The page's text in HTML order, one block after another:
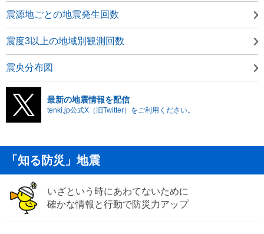
震源地ごとの地震発生回数
震度3以上の地域別観測回数
震央分布図
最新の地震情報を配信
tenki.jp公式X（旧Twitter）をご利用ください。
「知る防災」地震
いざという時にあわてないために
確かな情報と行動で防災力アップ